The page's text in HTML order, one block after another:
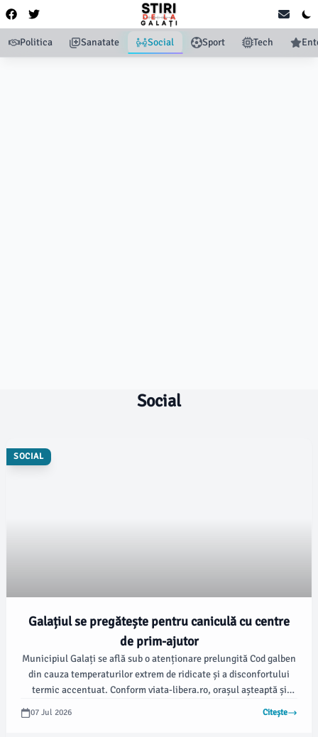
Politica Sanatate Social Sport Tech
Social
SOCIAL
Galațiul se pregătește pentru caniculă cu centre
de prim-ajutor
Municipiul Galați se află sub o atenționare prelungită Cod galben
din cauza temperaturilor extrem de ridicate și a disconfortului
termic accentuat. Conform viata-libera.ro, orașul așteaptă și
07 Jul 2026 Citește